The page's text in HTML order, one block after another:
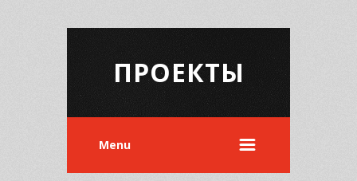
ПРОЕКТЫ
Menu